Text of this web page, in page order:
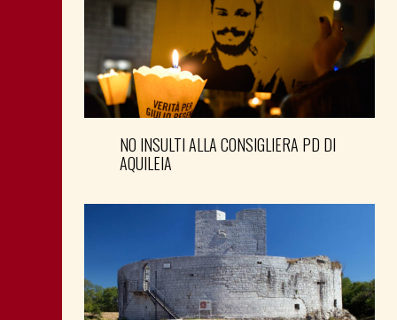
NO INSULTI ALLA CONSIGLIERA PD DI
AQUILEIA